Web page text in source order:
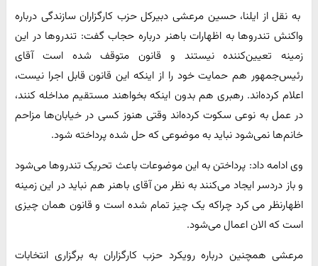
به نقل از ایلنا، حسین مرعشی دبیرکل حزب کارگزاران سازندگی درباره
واکنش تندروها به اظهارات باهنر درباره حجاب گفت: تندروها در این
زمینه تعیین‌کننده نیستند و قانون متوقف شده است آقای
رئیس‌جمهور هم حمایت خود را از اینکه این قانون قابل اجرا نیست،‌
اعلام کرده‌اند. رهبری هم بدون اینکه بخواهند مستقیم مداخله کنند،
در عمل به نوعی سکوت کرده‌اند وقتی هنوز کسی در خیابان‌ها مزاحم
خانم‌ها نمی‌شود نباید به موضوعی که حل شده پرداخته شود.
وی ادامه داد: پرداختن به این موضوعات باعث تحریک تندروها می‌شود
و باز دردسر ایجاد می‌کنند به نظر من آقای باهنر هم نباید در این زمینه
اظهارنظر می کرد چراکه یک چیز تمام شده است و قانون همان چیزی
است که الان اعمال می‌شود.
مرعشی همچنین درباره رویکرد حزب کارگزاران به برگزاری انتخابات